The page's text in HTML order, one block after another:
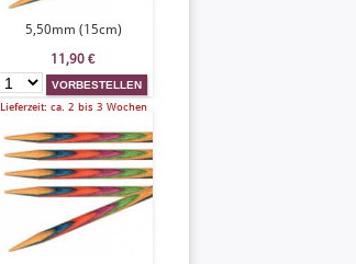
5,50mm (15cm)
11,90 €
Lieferzeit: ca. 2 bis 3 Wochen